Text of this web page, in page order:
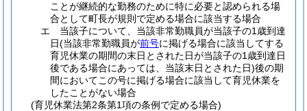
ことが継続的な勤務のために特に必要と認められる場
合として町長が規則で定める場合に該当する場合
エ
当該子について、当該非常勤職員が当該子の1歳到達
日(当該非常勤職員が前号に掲げる場合に該当してする
育児休業の期間の末日とされた日が当該子の1歳到達日
後である場合にあっては、当該末日とされた日)後の期
間においてこの号に掲げる場合に該当して育児休業を
したことがない場合
(育児休業法第2条第1項の条例で定める場合)